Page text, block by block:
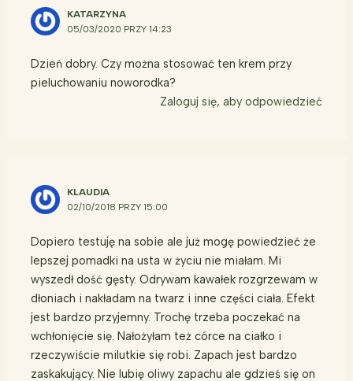
KATARZYNA
05/03/2020 PRZY 14:23
Dzień dobry. Czy można stosować ten krem przy
pieluchowaniu noworodka?
Zaloguj się, aby odpowiedzieć
KLAUDIA
02/10/2018 PRZY 15:00
Dopiero testuję na sobie ale już mogę powiedzieć że
lepszej pomadki na usta w życiu nie miałam. Mi
wyszedł dość gęsty. Odrywam kawałek rozgrzewam w
dłoniach i nakładam na twarz i inne części ciała. Efekt
jest bardzo przyjemny. Trochę trzeba poczekać na
wchłonięcie się. Nałożyłam też córce na ciałko i
rzeczywiście milutkie się robi. Zapach jest bardzo
zaskakujący. Nie lubię oliwy zapachu ale gdzieś się on